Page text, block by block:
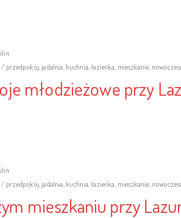
/ przedpokój, jadalnia, kuchnia,łazienka, mieszkanie,
młodzieżowe przy
/ przedpokój, jadalnia, kuchnia,łazienka, mieszkanie,
mieszkaniu przy